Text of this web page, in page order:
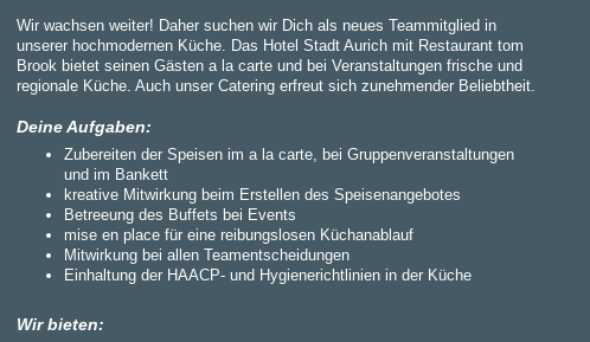
Wir wachsen weiter! Daher suchen wir Dich als neues Teammitglied in
unserer hochmodernen Küche. Das Hotel Stadt Aurich mit Restaurant tom
Brook bietet seinen Gästen a la carte und bei Veranstaltungen frische und
regionale Küche. Auch unser Catering erfreut sich zunehmender Beliebtheit.
Deine Aufgaben:
Zubereiten der Speisen im a la carte, bei Gruppenveranstaltungen
und im Bankett
kreative Mitwirkung beim Erstellen des Speisenangebotes
Betreeung des Buffets bei Events
mise en place für eine reibungslosen Küchanablauf
Mitwirkung bei allen Teamentscheidungen
Einhaltung der HAACP- und Hygienerichtlinien in der Küche
Wir bieten: